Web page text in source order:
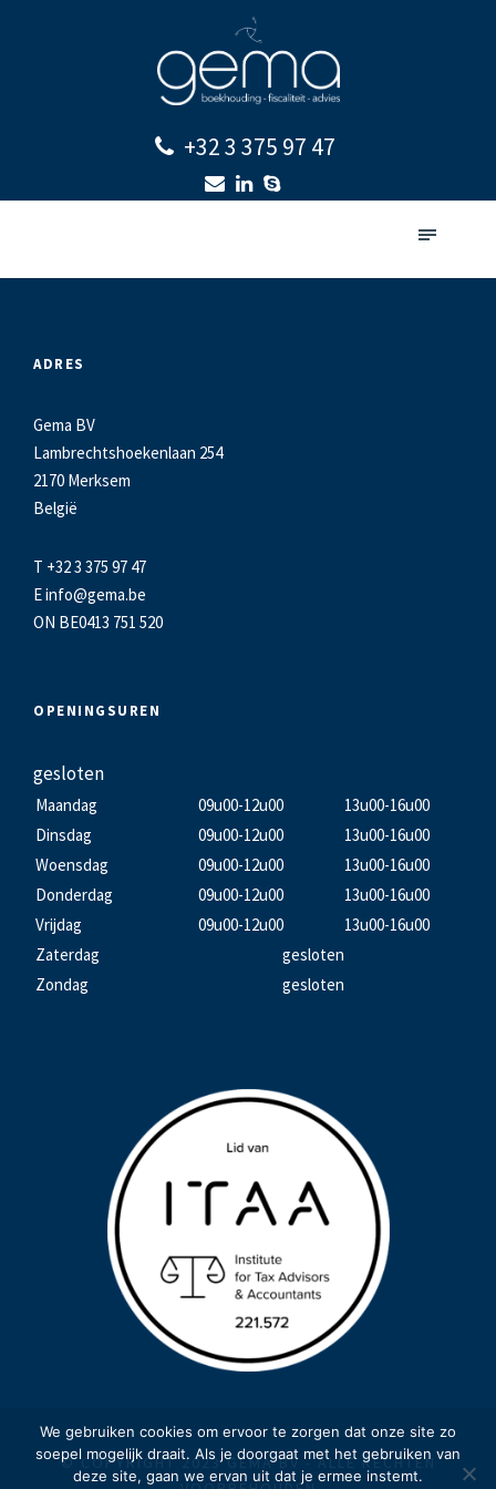
+32 3 375 97 47
ADRES
Gema BV
Lambrechtshoekenlaan 254
2170 Merksem
België
T +32 3 375 97 47
Einfo@gema.be
ON BE0413 751 520
OPENINGSUREN
gesloten
Maandag 09u00-12u00
13u00-16u00
Dinsdag
09u00-12u00
13u00-16u00
Woensdag
09u00-12u00
13u00-16u00
Donderdag
09u00-12u00
13u00-16u00
Vrijdag
09u00-12u00
13u00-16u00
Zaterdag
gesloten
Zondag
gesloten
© COPYRIGHT 2023 GEMA BV - ALLE RECHTEN
We gebruiken cookies om ervoor te zorgen dat onze site zo
soepel mogelijk draait. Als je doorgaat met het gebruiken van
deze site, gaan we ervan uit dat je ermee instemt.